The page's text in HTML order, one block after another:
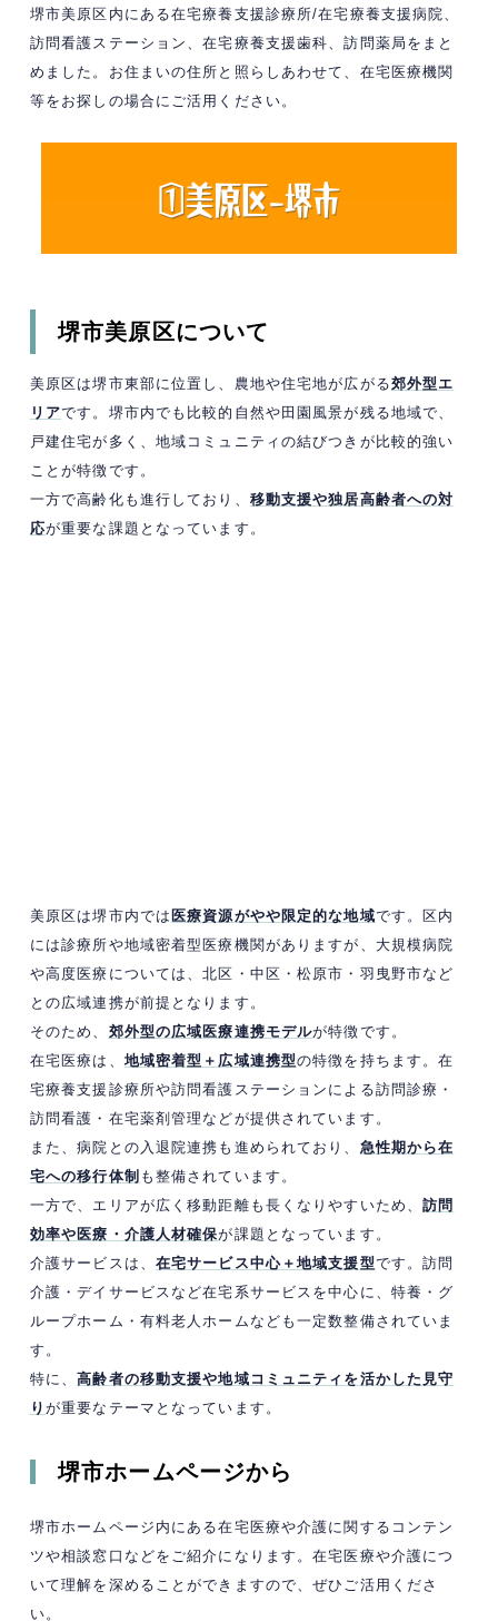
堺市美原区内にある在宅療養支援診療所/在宅療養支援病院、
訪問看護ステーション、在宅療養支援歯科、訪問薬局をまと
めました。お住まいの住所と照らしあわせて、在宅医療機関
等をお探しの場合にご活用ください。
堺市美原区について
美原区は堺市東部に位置し、農地や住宅地が広がる郊外型エ
リアです。堺市内でも比較的自然や田園風景が残る地域で、
戸建住宅が多く、地域コミュニティの結びつきが比較的強い
ことが特徴です。
一方で高齢化も進行しており、 移動支援や独居高齢者への対
応が重要な課題となっています。
美原区は堺市内では 医療資源がやや限定的な地域です。区内
には診療所や地域密着型医療機関がありますが、大規模病院
や高度医療については、北区・中区・松原市・羽曳野市など
との広域連携が前提となります。
そのため、 郊外型の広域医療連携モデルが特徴です。
在宅医療は、 地域密着型＋広域連携型の特徴を持ちます。在
宅療養支援診療所や訪問看護ステーションによる訪問診療・
訪問看護・在宅薬剤管理などが提供されています。
また、病院との入退院連携も進められており、 急性期から在
宅への移行体制 も整備されています。
一方で、エリアが広く移動距離も長くなりやすいため、訪問
効率や医療・介護人材確保が課題となっています。
介護サービスは、 在宅サービス中心＋地域支援型です。訪問
介護・デイサービスなど在宅系サービスを中心に、特養・グ
ループホーム・有料老人ホームなども一定数整備されていま
す。
特に、高齢者の移動支援や地域コミュニティを活かした見守
りが重要なテーマとなっています。 ​
堺市ホームページから
堺市ホームページ内にある在宅医療や介護に関するコンテン
ツや相談窓口などをご紹介になります。在宅医療や介護につ
いて理解を深めることができますので、ぜひご活用くださ
い。